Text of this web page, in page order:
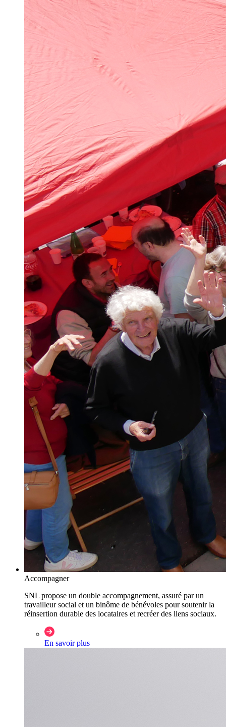
Accompagner
SNL propose un double accompagnement, assuré par un
travailleur social et un binôme de bénévoles pour soutenir la
réinsertion durable des locataires et recréer des liens sociaux.
En savoir plus